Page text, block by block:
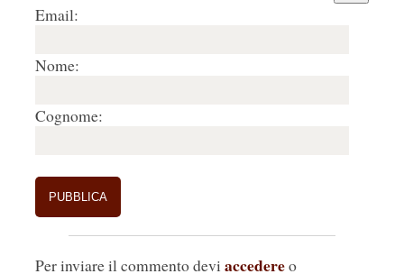
Email:
Nome:
Cognome:
Per inviare il commento devi accedereo